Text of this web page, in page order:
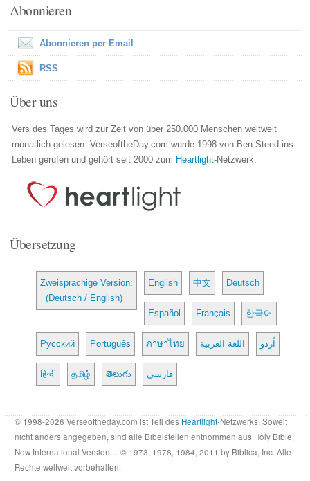
Abonnieren
Abonnieren per Email
RSS
Über uns
Vers des Tages wird zur Zeit von über 250.000 Menschen weltweit
monatlich gelesen. VerseoftheDay.com wurde 1998 von Ben Steed ins
Leben gerufen und gehört seit 2000 zum Heartlight-Netzwerk.
Übersetzung
Zweisprachige Version:
(Deutsch / English)
English 中文 Deutsch
Español Français 한국어
Русский Português ภาษาไทย اللغة العربية اُردو
हिन्दी தமிழ் తెలుగు فارسی
© 1998-2026 Verseoftheday.com ist Teil des Heartlight-Netzwerks. Soweit
nicht anders angegeben, sind alle Bibelstellen entnommen aus Holy Bible,
New International Version… © 1973, 1978, 1984, 2011 by Biblica, Inc. Alle
Rechte weltweit vorbehalten.